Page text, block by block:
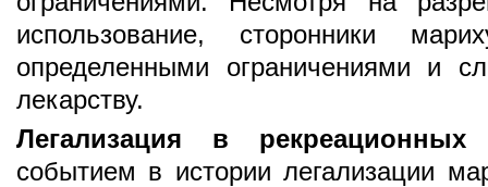
использование, сторонники
определенными ограничениями и
лекарству.
Легализация в рекреационных
событием в истории легализации